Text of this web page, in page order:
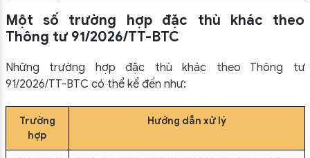
Một số trường hợp đặc thù khác theo
Thông tư 91/2026/TT-BTC
Những trường hợp đặc thù khác theo Thông tư
91/2026/TT-BTC có thể kể đến như:
Trường
hợp
Hướng dẫn xử lý